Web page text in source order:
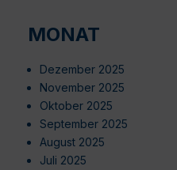
MONAT
Dezember 2025
November 2025
Oktober 2025
September 2025
August 2025
Juli 2025